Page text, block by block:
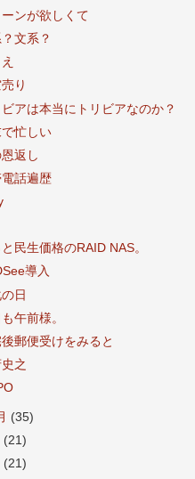
ンが欲しくて
文系？
り
ビアは本当にトリビアなのか？
忙しい
返し
話遍歴
民生価格のRAID NAS。
導入
日
午前様。
郵便受けをみると
之
(35)
(21)
(21)